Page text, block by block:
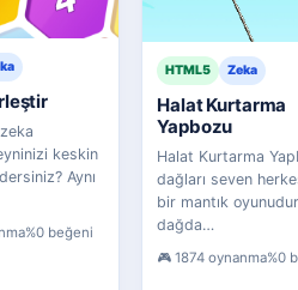
keskin
Aynı
%0 beğeni
HTML5 Zeka
Halat Kurtarma
Yapbozu
Halat Kurtarma
dağları seven
bir mantık
dağda…
1874 oynanma%0